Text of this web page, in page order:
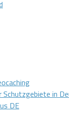
in
DE